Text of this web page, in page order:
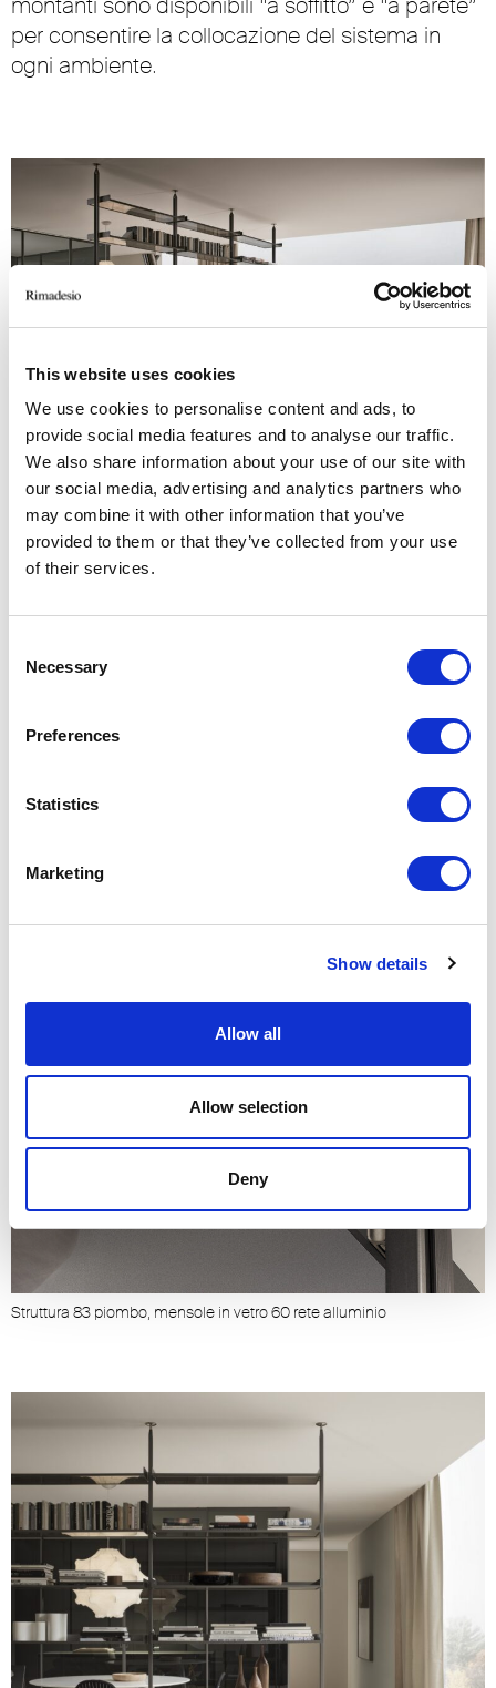
This website uses cookies
We use cookies to personalise content and ads, to
provide social media features and to analyse our traffic.
We also share information about your use of our site with
our social media, advertising and analytics partners who
may combine it with other information that you’ve
provided to them or that they’ve collected from your use
of their services.
Selection
Necessary
Preferences
Statistics
Marketing
Show details
Allow all
Allow selection
Deny
per consentire la collocazione del sistema in
ogni ambiente.
Struttura 83 piombo, mensole in vetro 60 rete alluminio
Settings
Struttura 83 piombo, mensole in vetro 60 rete alluminio